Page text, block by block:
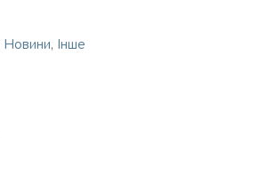
Новини, Інше